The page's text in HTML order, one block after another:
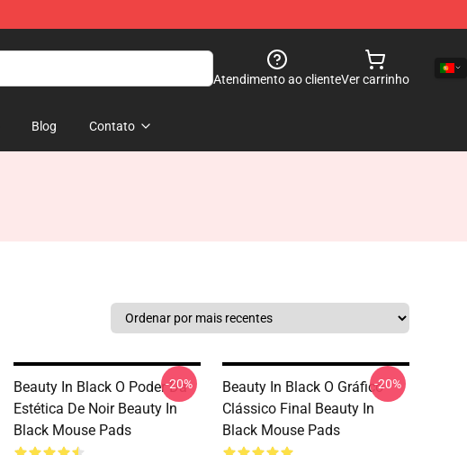
Atendimento ao clienteVer carrinho
Blog Contato
Beauty In Black O Poder Da
Estética De Noir Beauty In
Black Mouse Pads
-20%
Beauty In Black O Gráfico
Clássico Final Beauty In
Black Mouse Pads
-20%